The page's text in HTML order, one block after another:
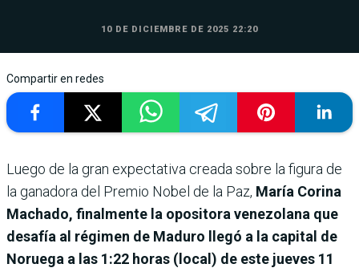
10 DE DICIEMBRE DE 2025 22:20
Compartir en redes
Luego de la gran expectativa creada sobre la figura de
la ganadora del Premio Nobel de la Paz, María Corina
Machado, finalmente la opositora venezolana que
desafía al régimen de Maduro llegó a la capital de
Noruega a las 1:22 horas (local) de este jueves 11